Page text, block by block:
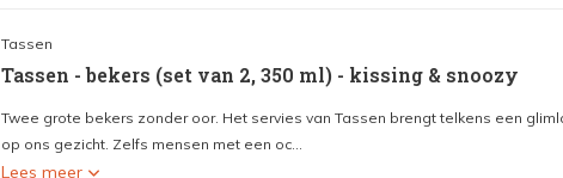
Tassen
Tassen - bekers (set van 2, 350 ml) - kissing & snoozy
Twee grote bekers zonder oor. Het servies van Tassen brengt telkens een
op ons gezicht. Zelfs mensen met een oc...
Lees meer